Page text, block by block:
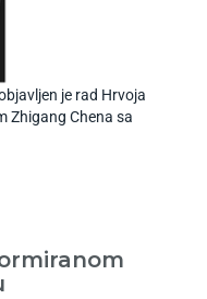
je rad Hrvoja
Zhigang Chena sa